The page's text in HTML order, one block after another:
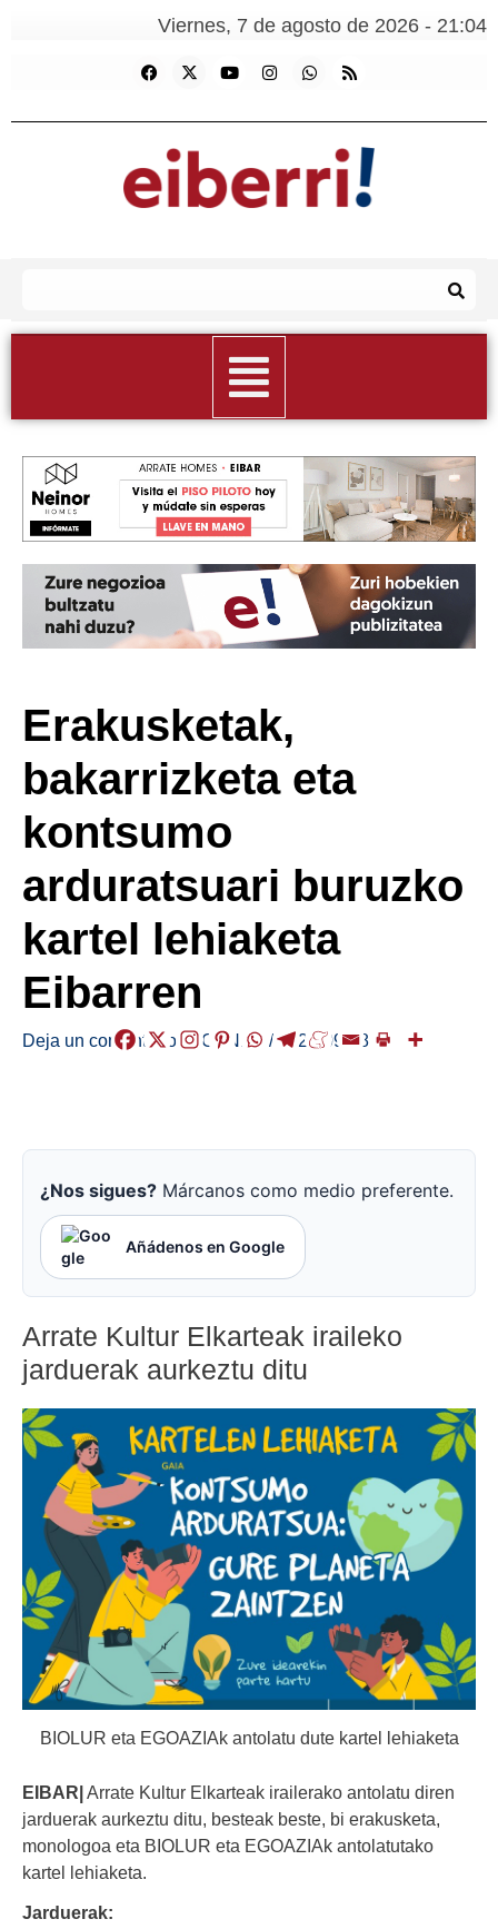
Viernes, 7 de agosto de 2026 - 21:04
Erakusketak,
bakarrizketa eta
kontsumo
arduratsuari buruzko
kartel lehiaketa
Eibarren
Deja un comentario /AGENDA /2024-09-18
¿Nos sigues? Márcanos como medio preferente.
Añádenos en Google
Arrate Kultur Elkarteak iraileko
jarduerak aurkeztu ditu
BIOLUR eta EGOAZIAk antolatu dute kartel lehiaketa
EIBAR|Arrate Kultur Elkarteak irailerako antolatu diren
jarduerak aurkeztu ditu, besteak beste, bi erakusketa,
monologoa eta BIOLUR eta EGOAZIAk antolatutako
kartel lehiaketa.
Jarduerak: